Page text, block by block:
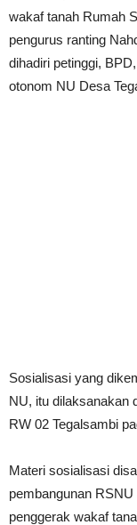
wakaf tanah Rumah
pengurus ranting
dihadiri petinggi,
otonom NU Desa
Sosialisasi yang
NU, itu dilaksanakan
RW 02 Tegalsambi
Materi sosialisasi
pembangunan
penggerak wakaf